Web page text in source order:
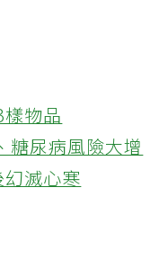
物品
糖尿病風險大增
滅心寒